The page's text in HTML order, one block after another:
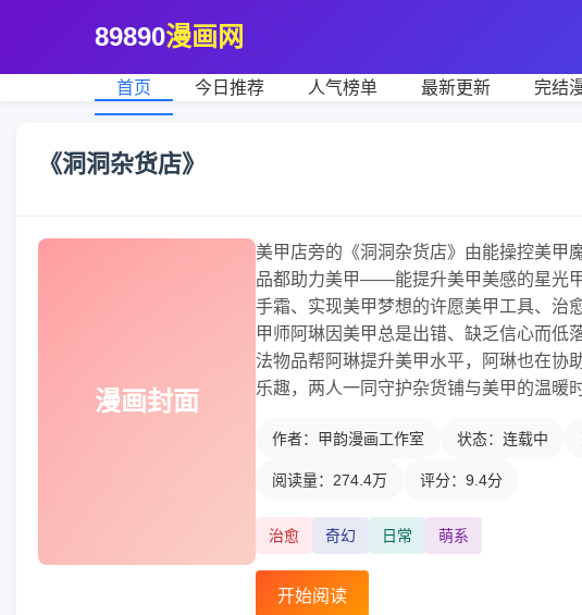
89890漫画网
首页 今日推荐 人气榜单 最新更新 完结
《洞洞杂货店》
漫画封面
美甲店旁的《洞洞杂货店》由能操控美甲
品都助力美甲——能提升美甲美感的星光
手霜、实现美甲梦想的许愿美甲工具、治
甲师阿琳因美甲总是出错、缺乏信心而低
法物品帮阿琳提升美甲水平，阿琳也在协
乐趣，两人一同守护杂货铺与美甲的温暖时
作者：甲韵漫画工作室 状态：连载中
阅读量：274.4万 评分：9.4分
治愈 奇幻 日常 萌系
开始阅读